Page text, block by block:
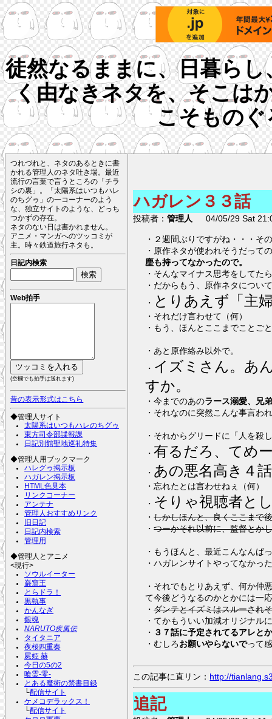
徒然なるままに、日暮ら
く由なきネタを、そこは
こそもの
つれづれと、ネタのあるときに書
かれる管理人のネタ吐き場。最近
流行の言葉で言うところの「チラ
シの裏」。「太陽系はいつもハレ
のちグゥ」の一コーナーのよう
な、独立サイトのような、どっち
つかずの存在。
ネタのない日は書かれません。
アニメ・マンガへのツッコミが
主。時々鉄道旅行ネタも。
日記内検索
Web拍手
(空欄でも拍手は送れます)
昔の表示形式はこちら
◆管理人サイト
太陽系はいつもハレのちグゥ
東方司令部諜報課
日記別館聖地巡礼特集
◆管理人用ブックマーク
ハレグゥ掲示板
ハガレン掲示板
HTML色見本
リンクコーナー
アンテナ
管理人おすすめリンク
旧日記
日記内検索
管理用
◆管理人とアニメ
<現行>
ソウルイーター
巌窟王
とらドラ！
黒執事
かんなぎ
銀魂
NARUTO疾風伝
タイタニア
夜桜四重奏
屍姫 赫
今日の5の2
喰霊-零-
とある魔術の禁書目録
└配信サイト
ケメコデラックス！
└配信サイト
ハガレン３３話
投稿者：管理人 04/05/29 Sat
・２週間ぶりですがね・・・そ
・原作ネタが使われそうだって
塵も持ってなかったので。
・そんなマイナス思考をしてた
・だからもう、原作ネタについ
・ とりあえず「主
・それだけ言わせて（何）
・もう、ほんとここまでことご
・あと原作絡み以外で。
・ イズミさん。あ
すか。
・今までのあのラース溺愛、兄
・それなのに突然こんな事言わ
・それからグリードに「人を殺
・有るだろ、てめ
・ あの悪名高き４
・忘れたとは言わせねぇ（何）
・ そりゃ視聴者と
・しかしほんと、良くここまで
・つーかそれ以前に、監督とか
・もうほんと、最近こんなんば
・ハガレンサイトやってなかっ
・それでもとりあえず、何か仲
て今後どうなるのかとかには一
・ダンテとイズミはスルーされ
・てかもういい加減オリジナル
・ ３７話に予定されてるアレと
・むしろお願いやらないでって
この記事に直リン： http://
追記